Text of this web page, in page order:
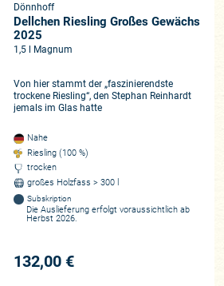
Dönnhoff
Dellchen Riesling Großes Gewächs
2025
1,5 l Magnum
Von hier stammt der „faszinierendste
trockene Riesling“, den Stephan Reinhardt
jemals im Glas hatte
Nahe
Riesling (100 %)
trocken
großes Holzfass > 300 l
Subskription
Die Auslieferung erfolgt voraussichtlich ab
Herbst 2026.
132,00 €